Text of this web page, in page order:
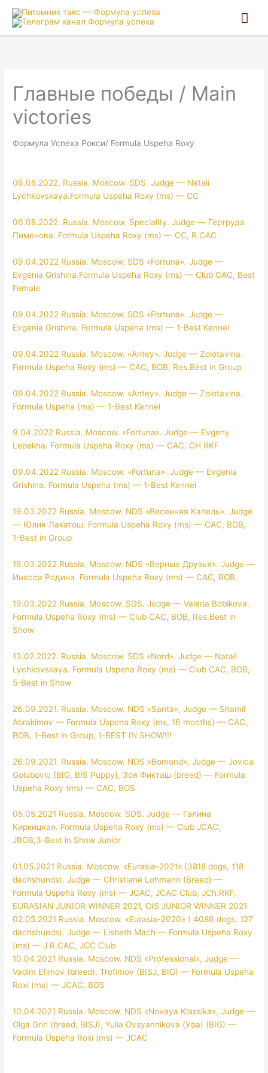
Главные победы / Main
victories
Формула Успеха Рокси/ Formula Uspeha Roxy
06.08.2022. Russia. Moscow. SDS. Judge — Natali
Lychkovskaya.Formula Uspeha Roxy (ms) — CC
06.08.2022. Russia. Moscow. Speciality. Judge — Гертруда
Пименова. Formula Uspeha Roxy (ms) — CC, R.CAC
09.04.2022 Russia. Moscow. SDS «Fortuna». Judge —
Evgenia Grishina.Formula Uspeha Roxy (ms) — Club CAC, Best
Female
09.04.2022 Russia. Moscow. SDS «Fortuna». Judge —
Evgenia Grishina. Formula Uspeha (ms) — 1-Best Kennel
09.04.2022 Russia. Moscow. «Antey». Judge — Zolotavina.
Formula Uspeha Roxy (ms) — CAC, BOB, Res.Best in Group
09.04.2022 Russia. Moscow. «Antey». Judge — Zolotavina.
Formula Uspeha (ms) — 1-Best Kennel
9.04.2022 Russia. Moscow. «Fortuna». Judge — Evgeny
Lepekha. Formula Uspeha Roxy (ms) — CAC, CH RKF
09.04.2022 Russia. Moscow. «Fortuna». Judge — Evgenia
Grishina. Formula Uspeha (ms) — 1-Best Kennel
19.03.2022 Russia. Moscow. NDS «Весенняя Капель». Judge
— Юлия Лакатош. Formula Uspeha Roxy (ms) — CAC, BOB,
1-Best in Group
19.03.2022 Russia. Moscow. NDS «Верные Друзья». Judge —
Инесса Родина. Formula Uspeha Roxy (ms) — CAC, BOB.
19.03.2022 Russia. Moscow. SDS. Judge — Valeria Bobikova.
Formula Uspeha Roxy (ms) — Club CAC, BOB, Res.Best in
Show
13.02.2022. Russia. Moscow. SDS «Nord». Judge — Natali
Lychkovskaya. Formula Uspeha Roxy (ms) — Club CAC, BOB,
5-Best in Show
26.09.2021. Russia. Moscow. NDS «Santa», Judge — Shamil
Abrakimov — Formula Uspeha Roxy (ms, 16 months) — CAC,
BOB, 1-Best in Group, 1-BEST IN SHOW!!!
26.09.2021. Russia. Moscow. NDS «Bomond», Judge — Jovica
Golubovic (BIG, BIS Puppy), Зоя Фикташ (breed) — Formula
Uspeha Roxy (ms) — CAC, BOS
05.05.2021 Russia. Moscow. SDS. Judge — Галина
Киркицкая. Formula Uspeha Roxy (ms) — Club JCAC,
JBOB,3-Best in Show Junior
01.05.2021 Russia. Moscow. «Eurasia-2021» (3818 dogs, 118
dachshunds). Judge — Christiane Lohmann (Breed) —
Formula Uspeha Roxy (ms) — JCAC, JCAC Club, JCh.RKF,
EURASIAN JUNIOR WINNER 2021, CIS JUNIOR WINNER 2021
02.05.2021 Russia. Moscow. «Eurasia-2020» ( 4086 dogs, 127
dachshunds). Judge — Lisbeth Mach — Formula Uspeha Roxy
(ms) — J R.CAC, JCC Club
10.04.2021 Russia. Moscow. NDS «Professional», Judge —
Vadim Efimov (breed), Trofimov (BISJ, BIG) — Formula Uspeha
Roxi (ms) — JCAC, BOS
10.04.2021 Russia. Moscow. NDS «Novaya Klassika», Judge —
Olga Grin (breed, BISJ), Yulia Ovsyannikova (Уфа) (BIG) —
Formula Uspeha Roxi (ms) — JCAC